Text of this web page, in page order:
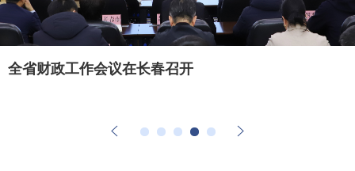
图解 | 2026年吉林省财政预算报告
@国务院 我来说
省财政厅召开党员大会 庆祝中国共产党成立105周年
省财政厅召开2025年度党支部书记述职述责述廉评议
全省财政工作会议在长春召开